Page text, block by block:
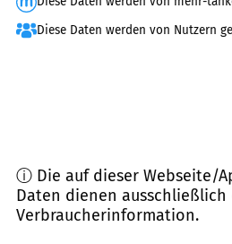
Diese Daten werden von Nutzern
ⓘ Die auf dieser Webseite/
Daten dienen ausschließlich
Verbraucherinformation.